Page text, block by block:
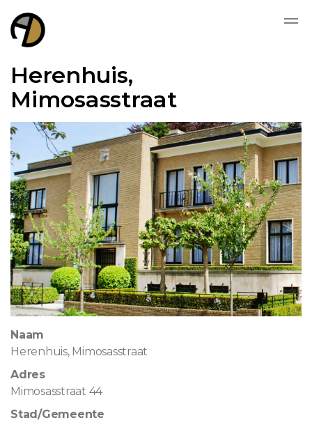
Herenhuis,
Mimosasstraat
Naam
Herenhuis, Mimosasstraat
Adres
Mimosasstraat 44
Stad/Gemeente